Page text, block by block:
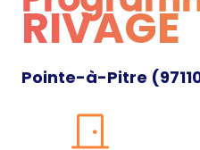
RIVAGE
Pointe-à-Pitre (